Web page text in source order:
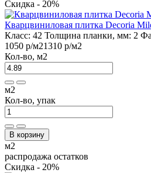
Скидка - 20%
Кварцвиниловая плитка Decoria
Класс: 42 Толщина планки, мм: 2
1050 р/м21310 р/м2
Кол-во, м2
м2
Кол-во, упак
В корзину
м2
распродажа остатков
Скидка - 20%